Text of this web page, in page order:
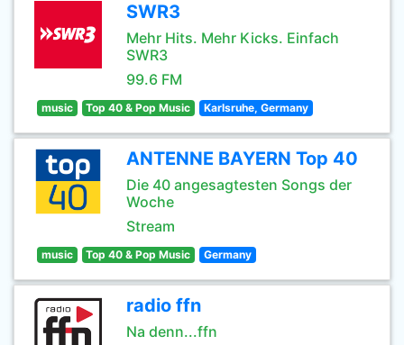
SWR3
Mehr Hits. Mehr Kicks. Einfach
SWR3
99.6 FM
music Top 40 & Pop Music Karlsruhe, Germany
ANTENNE BAYERN Top 40
Die 40 angesagtesten Songs der
Woche
Stream
music Top 40 & Pop Music Germany
radio ffn
Na denn...ffn